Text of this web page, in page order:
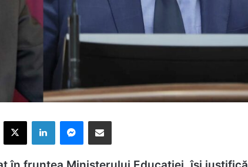
X LinkedInMessenger
Distribuie prin mail